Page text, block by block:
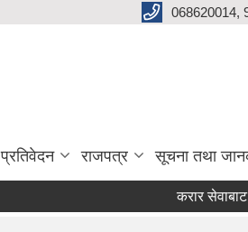
068620014,
प्रतिवेदन राजपत्र सूचना तथा
करार सेवाबाट